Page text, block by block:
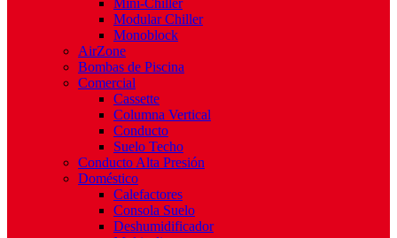
Mini-Chiller
Modular Chiller
Monoblock
AirZone
Bombas de Piscina
Comercial
Cassette
Columna Vertical
Conducto
Suelo Techo
Conducto Alta Presión
Doméstico
Calefactores
Consola Suelo
Deshumidificador